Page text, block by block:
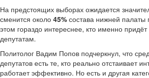
На предстоящих выборах ожидается
сменится около 45% состава нижней
этом гораздо интереснее, кто именно
депутатам.
Политолог Вадим Попов подчеркнул, что
депутатов есть те, кто реально отстаивает
работает эффективно. Но есть и другая